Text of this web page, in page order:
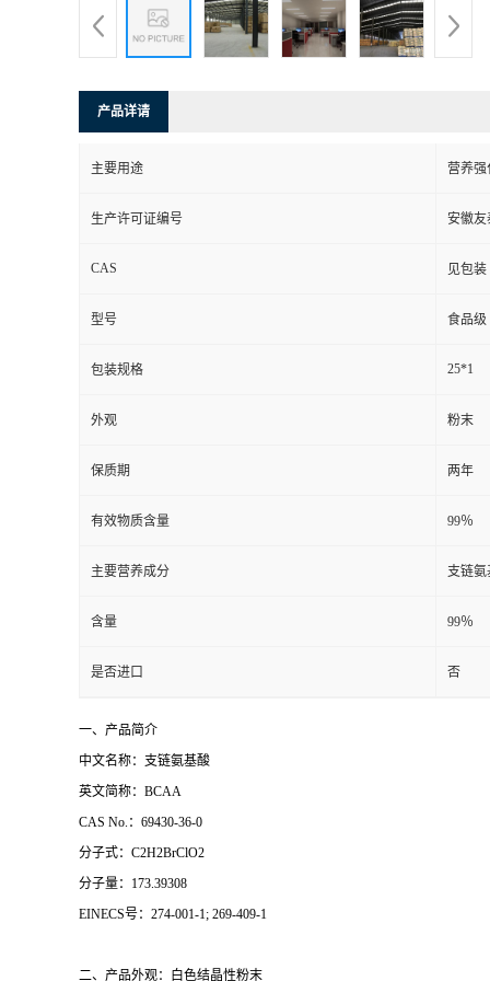
产品详请
主要用途 营养强
生产许可证编号 安徽友
CAS 见包装
型号 食品级
包装规格 25*1
外观 粉末
保质期 两年
有效物质含量 99％
主要营养成分 支链氨
含量 99％
是否进口 否
一、产品简介
中文名称：支链氨基酸
英文简称：BCAA
CAS No.：69430-36-0
分子式：C2H2BrClO2
分子量：173.39308
EINECS号：274-001-1; 269-409-1
二、产品外观：白色结晶性粉末